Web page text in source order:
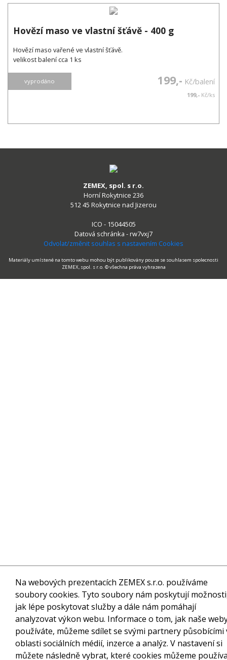
Hovězí maso ve vlastní šťávě - 400 g
Hovězí maso vařené ve vlastní šťávě.
velikost balení cca 1 ks
vyprodáno 199,- Kč/balení
199,- Kč/ks
ZEMEX, spol. s r.o.
Horní Rokytnice 236
512 45 Rokytnice nad Jizerou
ICO - 15044505
Datová schránka - rw7vxj7
Odvolat/změnit souhlas s nastavením Cookies
Materiály umístené na tomto webu mohou být publikovány pouze se souhlasem spolecnosti
ZEMEX, spol. s r.o. © všechna práva vyhrazena
Na webových prezentacích ZEMEX s.r.o. používáme
soubory cookies. Tyto soubory nám poskytují
jak lépe poskytovat služby a dále nám pomáhají
analyzovat výkon webu. Informace o tom, jak naše
používáte, můžeme sdílet se svými partnery působícími
oblasti sociálních médií, inzerce a analýz. V nastavení si
můžete následně vybrat, které cookies můžeme